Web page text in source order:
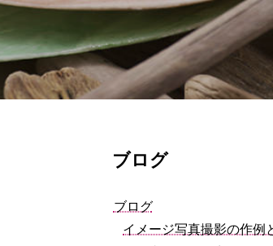
ブログ
ブログ
イメージ写真撮影の作例